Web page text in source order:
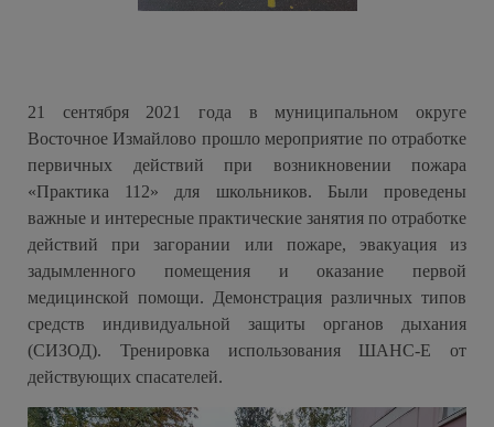
21 сентября 2021 года в муниципальном округе
Восточное Измайлово прошло мероприятие по отработке
первичных действий при возникновении пожара
«Практика 112» для школьников. Были проведены
важные и интересные практические занятия по отработке
действий при загорании или пожаре, эвакуация из
задымленного помещения и оказание первой
медицинской помощи. Демонстрация различных типов
средств индивидуальной защиты органов дыхания
(СИЗОД). Тренировка использования ШАНС-Е от
действующих спасателей.